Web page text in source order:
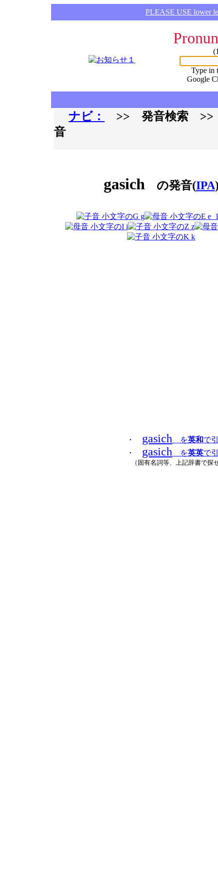
PLEASE USE lower
Type in
Google
ナビ：
>> 発音検索
音
gasich の発音(IPA
・ gasich を英和で
・ gasich を英英で
（固有名詞等、上記辞書で探